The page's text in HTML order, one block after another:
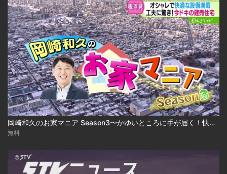
岡崎和久のお家マニア Season3〜かゆいところに手が届く！快適建売住宅 2025-03-17
無料